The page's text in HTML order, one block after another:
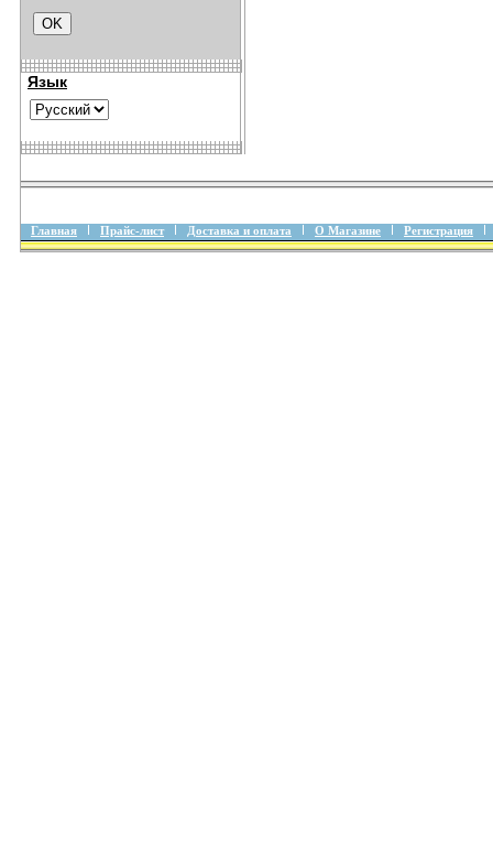
Язык
Главная Прайс-лист Доставка и оплата О Магазине Регистрация